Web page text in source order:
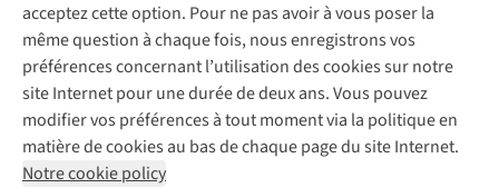
acceptez cette option. Pour ne pas avoir à vous poser la
même question à chaque fois, nous enregistrons vos
préférences concernant l’utilisation des cookies sur notre
site Internet pour une durée de deux ans. Vous pouvez
modifier vos préférences à tout moment via la politique en
matière de cookies au bas de chaque page du site Internet.
Notre cookie policy
Mentions légales
Politique de confidentialité
Conditions générales
Cookie Policy